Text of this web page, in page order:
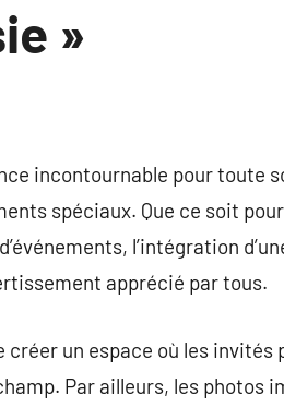
»
incontournable pour toute
spéciaux. Que ce soit
l’intégration
apprécié par tous.
un espace où les invités
Par ailleurs, les photos